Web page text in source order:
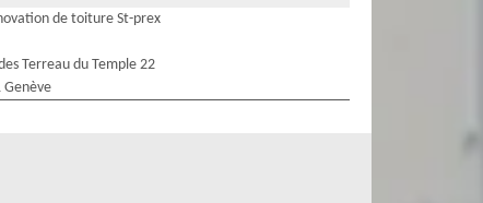
de toiture St-prex
Terreau du Temple 22
Genève